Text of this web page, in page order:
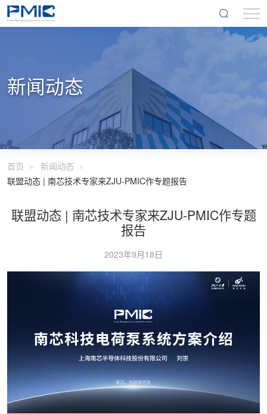
新闻动态
首页
新闻动态
联盟动态 | 南芯技术专家来ZJU-PMIC作专题报告
联盟动态 | 南芯技术专家来ZJU-PMIC作专题
报告
2023年9月18日